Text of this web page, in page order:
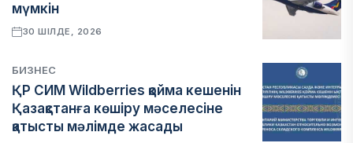
мүмкін
30 ШІЛДЕ, 2026
БИЗНЕС
ҚР СИМ Wildberries қойма кешенін
Қазақстанға көшіру мәселесіне
қатысты мәлімде жасады